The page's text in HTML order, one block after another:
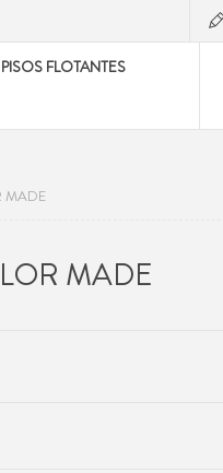
PISOS FLOTANTES
MADE
MADE